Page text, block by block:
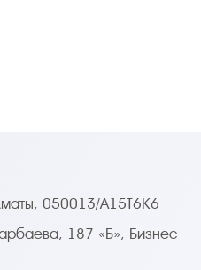
050013/A15T6K6
187 «Б», Бизнес